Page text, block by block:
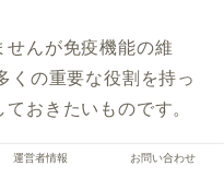
せんが免疫機能の維
くの重要な役割を持っ
おきたいものです。
アーモンドやカボチ
運営者情報 お問い合わせ